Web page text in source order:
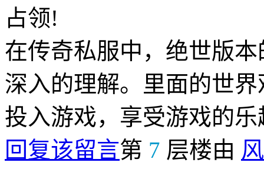
占领!
在传奇私服中，绝世版
深入的理解。里面的世
投入游戏，享受游戏的乐
回复该留言第 7 层楼由